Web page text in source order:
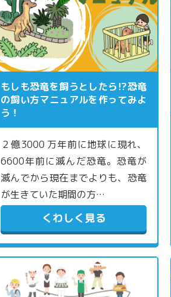
もしも恐竜を飼うとしたら⁉恐竜
の飼い方マニュアルを作ってみよ
う！
２億3000 万年前に地球に現れ、
6600年前に滅んだ恐竜。恐竜が
滅んでから現在までよりも、恐竜
が生きていた期間の方…
くわしく見る